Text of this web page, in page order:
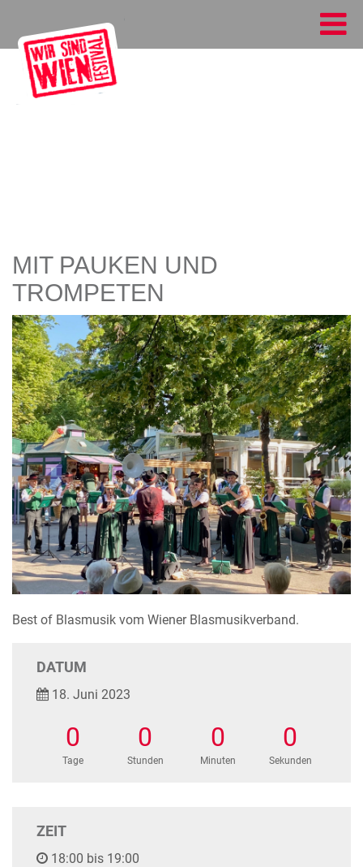
MIT PAUKEN UND
TROMPETEN
Best of Blasmusik vom Wiener Blasmusikverband.
DATUM
18. Juni 2023
0
Tage
0
Stunden
0
Minuten
0
Sekunden
ZEIT
18:00 bis 19:00